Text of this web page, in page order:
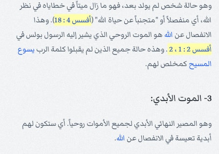
وهو حالة شخص لم يولد بعد، فهو ما زال ميتاً في خطاياه في نظر
الله، أي منفصلاً أو "متجنباً عن حياة الله" (أفسس 4 : 18
). وهذا
الانفصال عن الله هو الموت الروحي الذي يشير إليه الرسول بولس في
أفسس 2 : 1 ، 2
. وهذه حالة جميع الذين لم يقبلوا كلمة الرب يسوع
المسيح كمخلص لهم.
3- الموت الأبدي:
وهو المصير النهائي الأبدي لجميع الأموات روحياً. أي ستكون لهم
أبدية تعيسة في الانفصال عن الله.